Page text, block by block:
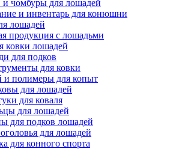
и чомбуры для лошадей
и инвентарь для конюшни
лошадей
продукция с лошадьми
ковки лошадей
для подков
для ковки
и полимеры для копыт
для лошадей
для коваля
для лошадей
для подков лошадей
для лошадей
для конного спорта